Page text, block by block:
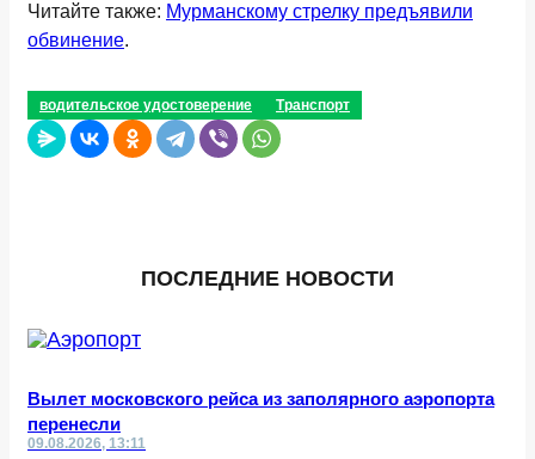
Читайте также: Мурманскому стрелку предъявили
обвинение.
водительское удостоверение Транспорт
ПОСЛЕДНИЕ НОВОСТИ
Вылет московского рейса из заполярного аэропорта
перенесли
09.08.2026, 13:11